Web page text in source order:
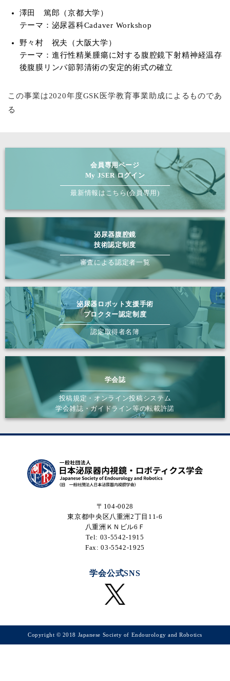
澤田 篤郎（京都大学）
テーマ：泌尿器科Cadaver Workshop
野々村 祝夫（大阪大学）
テーマ：進行性精巣腫瘍に対する腹腔鏡下射精神経温存
後腹膜リンパ節郭清術の安定的術式の確立
この事業は2020年度GSK医学教育事業助成によるものであ
る
会員専用ページ
My JSER ログイン
最新情報はこちら(会員専用)
泌尿器腹腔鏡
技術認定制度
審査による認定者一覧
泌尿器ロボット支援手術
プロクター認定制度
認定取得者名簿
学会誌
投稿規定・オンライン投稿システム
学会雑誌・ガイドライン等の転載許諾
〒104-0028
東京都中央区八重洲2丁目11-6
八重洲ＫＮビル6Ｆ
Tel: 03-5542-1915
Fax: 03-5542-1925
学会公式SNS
Copyright © 2018 Japanese Society of Endourology and Robotics